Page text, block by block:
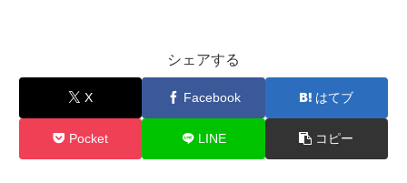
シェアする
X Facebook はてブ
Pocket LINE コピー